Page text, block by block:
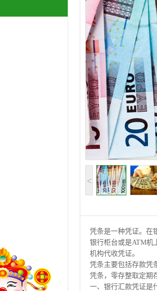
<
凭条是一种凭证。在
银行柜台或是ATM机
机构代收凭证。
凭条主要包括存款凭
凭条，零存整取定期
一、银行汇款凭证是